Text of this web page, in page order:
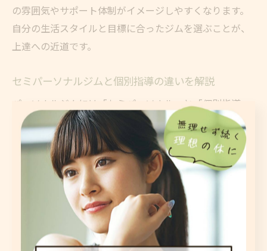
の雰囲気やサポート体制がイメージしやすくなります。
自分の生活スタイルと目標に合ったジムを選ぶことが、
上達への近道です。
セミパーソナルジムと個別指導の違いを解説
パーソナルジムには「セミパーソナル」と「個別指導
（マンツーマン）」の2タイプがあります。セミパーソナ
ルは、少人数グループでトレーナーが複数名を同時に指
導する形式で、個別指導は1対1で細やかなサポートを受
けられる点が特徴です。
セミパーソナルジムは、仲間と一緒に楽しくトレーニン
グしたい方や、コストを抑えたい方に向いています。一
方、個別指導は、目標達成までの細かな進捗管理やフォ